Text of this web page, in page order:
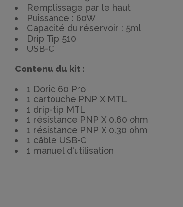
Remplissage par le haut
Puissance : 60W
Capacité du réservoir : 5ml
Drip Tip 510
USB-C
Contenu du kit :
1 Doric 60 Pro
1 cartouche PNP X MTL
1 drip-tip MTL
1 résistance PNP X 0.60 ohm
1 résistance PNP X 0.30 ohm
1 câble USB-C
1 manuel d'utilisation